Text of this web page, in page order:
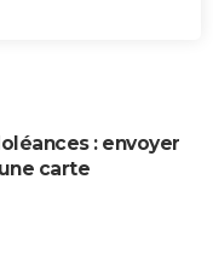
: envoyer
carte